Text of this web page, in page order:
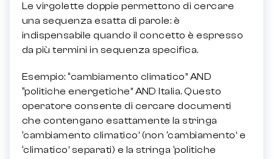
Le virgolette doppie permettono di cercare
una sequenza esatta di parole: è
indispensabile quando il concetto è espresso
da più termini in sequenza specifica.
Esempio: “cambiamento climatico” AND
“politiche energetiche” AND Italia. Questo
operatore consente di cercare documenti
che contengano esattamente la stringa
‘cambiamento climatico’ (non ‘cambiamento’ e
‘climatico’ separati) e la stringa ‘politiche